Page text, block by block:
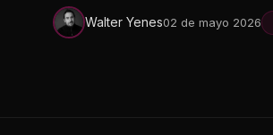
Walter Yenes02 de mayo 2026